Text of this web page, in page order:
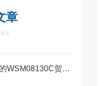
章
如何选择合适的WSM08130C贺德克电磁换向阀进行系统优化？